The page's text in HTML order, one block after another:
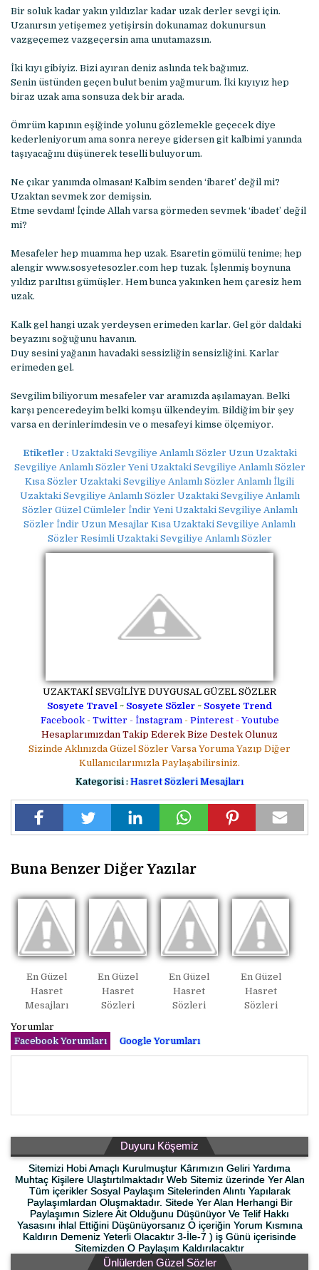
Bir soluk kadar yakın yıldızlar kadar uzak derler sevgi için.
Uzanırsın yetişemez yetişirsin dokunamaz dokunursun
vazgeçemez vazgeçersin ama unutamazsın.
İki kıyı gibiyiz. Bizi ayıran deniz aslında tek bağımız.
Senin üstünden geçen bulut benim yağmurum. İki kıyıyız hep
biraz uzak ama sonsuza dek bir arada.
Ömrüm kapının eşiğinde yolunu gözlemekle geçecek diye
kederleniyorum ama sonra nereye gidersen git kalbimi yanında
taşıyacağını düşünerek teselli buluyorum.
Ne çıkar yanımda olmasan! Kalbim senden ‘ibaret’ değil mi?
Uzaktan sevmek zor demişsin.
Etme sevdam! İçinde Allah varsa görmeden sevmek ‘ibadet’ değil
mi?
Mesafeler hep muamma hep uzak. Esaretin gömülü tenime; hep
alengir www.sosyetesozler.com hep tuzak. İşlenmiş boynuna
yıldız parıltısı gümüşler. Hem bunca yakınken hem çaresiz hem
uzak.
Kalk gel hangi uzak yerdeysen erimeden karlar. Gel gör daldaki
beyazını soğuğunu havanın.
Duy sesini yağanın havadaki sessizliğin sensizliğini. Karlar
erimeden gel.
Sevgilim biliyorum mesafeler var aramızda aşılamayan. Belki
karşı penceredeyim belki komşu ülkendeyim. Bildiğim bir şey
varsa en derinlerimdesin ve o mesafeyi kimse ölçemiyor.
Etiketler : Uzaktaki Sevgiliye Anlamlı Sözler Uzun Uzaktaki
Sevgiliye Anlamlı Sözler Yeni Uzaktaki Sevgiliye Anlamlı Sözler
Kısa Sözler Uzaktaki Sevgiliye Anlamlı Sözler Anlamlı İlgili
Uzaktaki Sevgiliye Anlamlı Sözler Uzaktaki Sevgiliye Anlamlı
Sözler Güzel Cümleler İndir Yeni Uzaktaki Sevgiliye Anlamlı
Sözler İndir Uzun Mesajlar Kısa Uzaktaki Sevgiliye Anlamlı
Sözler Resimli Uzaktaki Sevgiliye Anlamlı Sözler
UZAKTAKİ SEVGİLİYE DUYGUSAL GÜZEL SÖZLER
Sosyete Travel ~ Sosyete Sözler ~ Sosyete Trend
Facebook- Twitter - İnstagram- Pinterest- Youtube
Hesaplarımızdan Takip Ederek Bize Destek Olunuz
Sizinde Aklınızda Güzel Sözler Varsa Yoruma Yazıp Diğer
Kullanıcılarımızla Paylaşabilirsiniz.
Kategorisi : Hasret Sözleri Mesajları
Buna Benzer Diğer Yazılar
En Güzel
Hasret
Mesajları
En Güzel
Hasret
Sözleri
En Güzel
Hasret
Sözleri
En Güzel
Hasret
Sözleri
Yorumlar
Facebook Yorumları
Google Yorumları
Duyuru Köşemiz
Sitemizi Hobi Amaçlı Kurulmuştur Kârımızın Geliri Yardıma
Muhtaç Kişilere Ulaştırtılmaktadır Web Sitemiz üzerinde Yer Alan
Tüm içerikler Sosyal Paylaşım Sitelerinden Alıntı Yapılarak
Paylaşımlardan Oluşmaktadır. Sitede Yer Alan Herhangi Bir
Paylaşımın Sizlere Ait Olduğunu Düşünüyor Ve Telif Hakkı
Yasasını ihlal Ettiğini Düşünüyorsanız O içeriğin Yorum Kısmına
Kaldırın Demeniz Yeterli Olacaktır 3-İle-7 ) iş Günü içerisinde
Sitemizden O Paylaşım Kaldırılacaktır
Ünlülerden Güzel Sözler